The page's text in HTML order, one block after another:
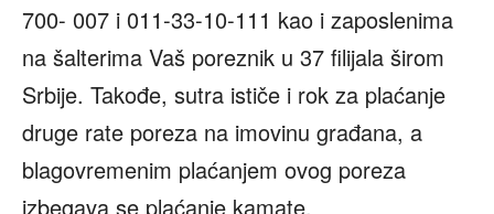
700- 007 i 011-33-10-111 kao i zaposlenima
na šalterima Vaš poreznik u 37 filijala širom
Srbije. Takođe, sutra ističe i rok za plaćanje
druge rate poreza na imovinu građana, a
blagovremenim plaćanjem ovog poreza
izbegava se plaćanje kamate.